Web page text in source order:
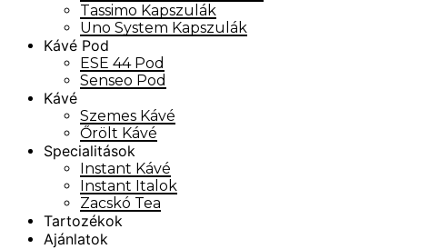
Tassimo Kapszulák
Uno System Kapszulák
Kávé Pod
ESE 44 Pod
Senseo Pod
Kávé
Szemes Kávé
Őrölt Kávé
Specialitások
Instant Kávé
Instant Italok
Zacskó Tea
Tartozékok
Ajánlatok